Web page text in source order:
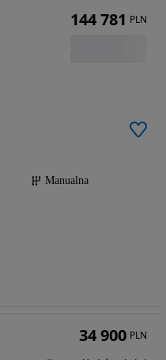
Manualna
144 781 PLN
34 900 PLN